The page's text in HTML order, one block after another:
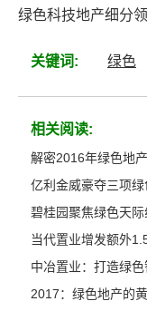
绿色科技地产细分
关键词: 绿色
相关阅读:
解密2016年绿色地
亿利金威豪夺三项绿
碧桂园聚焦绿色天
当代置业增发额外
中冶置业：打造绿
2017：绿色地产的黄